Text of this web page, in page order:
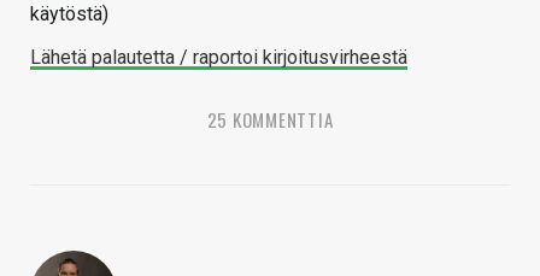
käytöstä)
Lähetä palautetta / raportoi kirjoitusvirheestä
25 KOMMENTTIA